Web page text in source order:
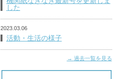
した
2023.03.06
活動・生活の様子
過去一覧を見る